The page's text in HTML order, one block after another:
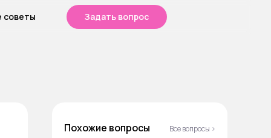
советы Задать вопрос
Похожие вопросы Все вопросы ›